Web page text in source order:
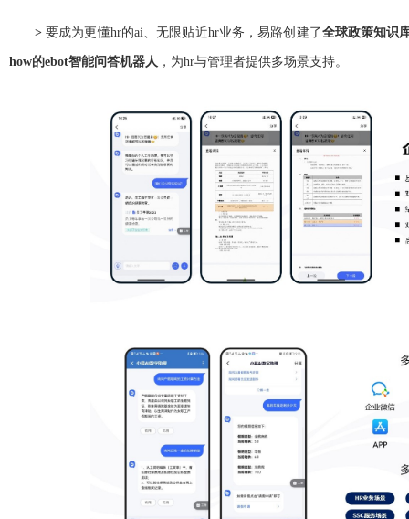
>要成为更懂hr的ai、无限贴近hr业务，易路创建了全球政策知识
how的ebot智能问答机器人 ，为hr与管理者提供多场景支持。